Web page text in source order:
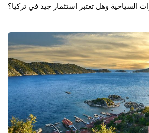
السياحية وهل تعتبر استثمار جيد في تركيا؟